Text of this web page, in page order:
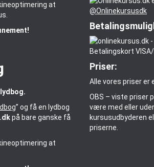
at
” og få en lydbog
på bare ganske få
at
@Onlinekursusdk
Priser:
Alle vores priser er
OBS – viste priser
være med eller
kursusudbyderen
priserne.